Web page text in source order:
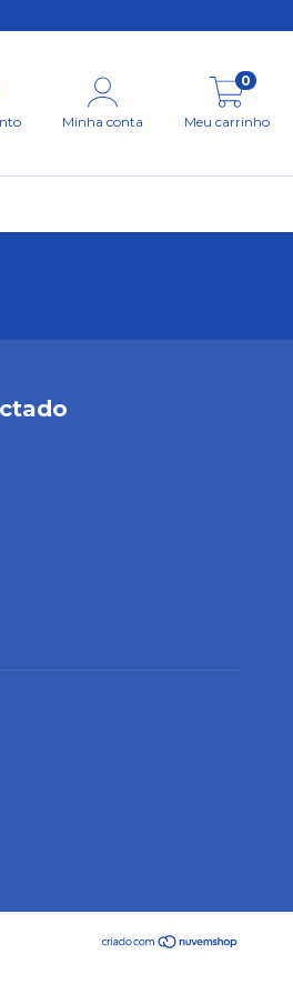
Minha conta Meu carrinho
0